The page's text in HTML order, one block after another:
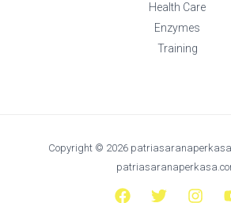
Health Care
Enzymes
Training
Copyright © 2026